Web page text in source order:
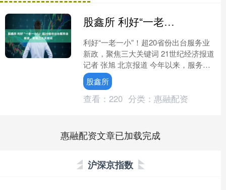
股鑫所 利好“一老一小”！超20省份出台服务业新政，聚焦三大关键词
利好“一老一小”！超20省份出台服务业
新政，聚焦三大关键词 21世纪经济报道
记者 张旭 北京报道 今年以来，服务业
已成为经济领域一大热词。从3月《政府
工作报告》....
股鑫所
查看： 220 分类： 惠融配资
惠融配资文章已加载完成
沪深京指数